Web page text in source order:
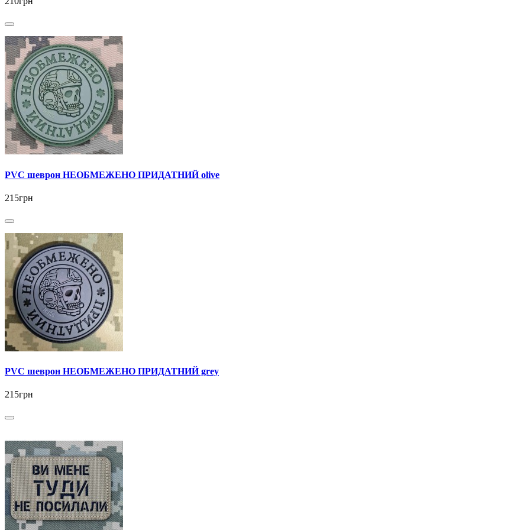
PVC шеврон НЕОБМЕЖЕНО ПРИДАТНИЙ olive
215грн
PVC шеврон НЕОБМЕЖЕНО ПРИДАТНИЙ grey
215грн